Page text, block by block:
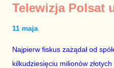
Telewizja Polsat
11 maja
Najpierw fiskus zażądał od
kilkudziesięciu milionów